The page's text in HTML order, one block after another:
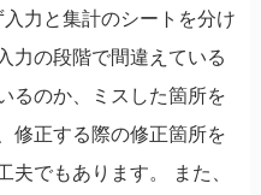
力と集計のシートを分け
力の段階で間違えている
るのか、ミスした箇所を
修正する際の修正箇所を
夫でもあります。 また、